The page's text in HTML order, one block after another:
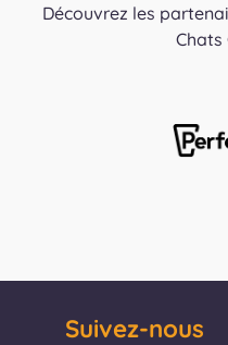
Découvrez les
Chats
Suivez-nous